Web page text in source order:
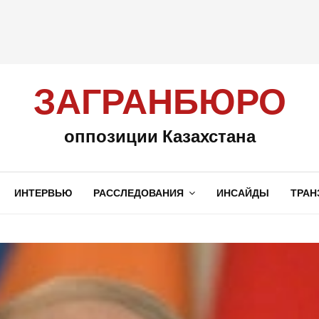
ЗАГРАНБЮРО
оппозиции Казахстана
ИНТЕРВЬЮ РАССЛЕДОВАНИЯ ИНСАЙДЫ